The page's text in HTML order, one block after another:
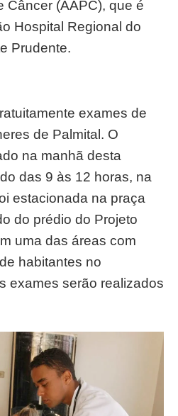
Câncer (AAPC), que é
Hospital Regional do
Prudente.
exames de
de Palmital. O
na manhã desta
das 9 às 12 horas, na
estacionada na praça
do prédio do Projeto
uma das áreas com
habitantes no
exames serão realizados